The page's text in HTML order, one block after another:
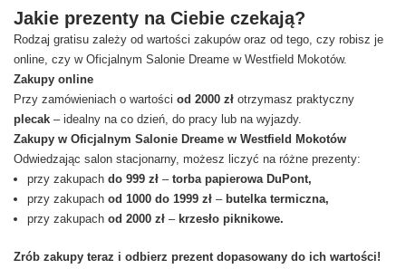
Jakie prezenty na Ciebie czekają?
Rodzaj gratisu zależy od wartości zakupów oraz od tego, czy robisz je
online, czy w Oficjalnym Salonie Dreame w Westfield Mokotów.
Zakupy online
Przy zamówieniach o wartości od 2000 zł otrzymasz praktyczny
plecak – idealny na co dzień, do pracy lub na wyjazdy.
Zakupy w Oficjalnym Salonie Dreame w Westfield Mokotów
Odwiedzając salon stacjonarny, możesz liczyć na różne prezenty:
przy zakupach do 999 zł – torba papierowa DuPont,
przy zakupach od 1000 do 1999 zł – butelka termiczna,
przy zakupach od 2000 zł –krzesło piknikowe.
Zrób zakupy teraz i odbierz prezent dopasowany do ich wartości!